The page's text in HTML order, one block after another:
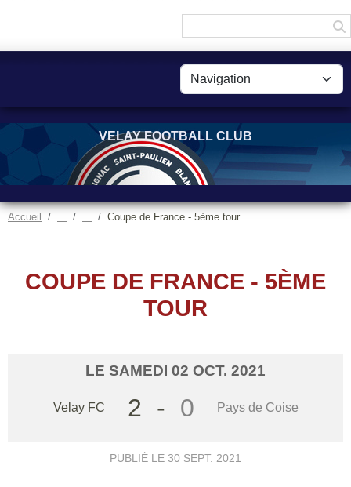
VELAY FOOTBALL CLUB
Accueil Coupe de France - 5ème tour
COUPE DE FRANCE - 5ÈME
TOUR
LE SAMEDI 02 OCT. 2021
Velay FC 2 - 0 Pays de Coise
PUBLIÉ LE 30 SEPT. 2021